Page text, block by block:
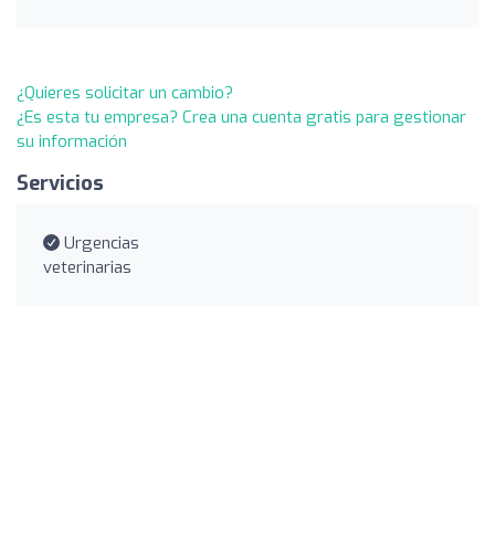
¿Quieres solicitar un cambio?
¿Es esta tu empresa? Crea una cuenta gratis para gestionar
su información
Servicios
Urgencias
veterinarias